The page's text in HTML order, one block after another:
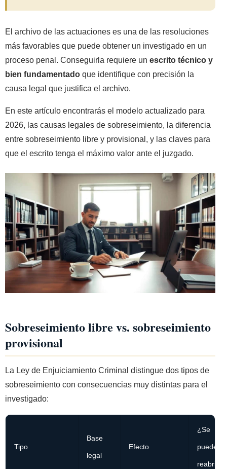
El archivo de las actuaciones es una de las resoluciones
más favorables que puede obtener un investigado en un
proceso penal. Conseguirla requiere un escrito técnico y
bien fundamentado que identifique con precisión la
causa legal que justifica el archivo.
En este artículo encontrarás el modelo actualizado para
2026, las causas legales de sobreseimiento, la diferencia
entre sobreseimiento libre y provisional, y las claves para
que el escrito tenga el máximo valor ante el juzgado.
Sobreseimiento libre vs. sobreseimiento
provisional
La Ley de Enjuiciamiento Criminal distingue dos tipos de
sobreseimiento con consecuencias muy distintas para el
investigado:
Tipo
Base
legal
Efecto
¿Se
puede
reabrir?